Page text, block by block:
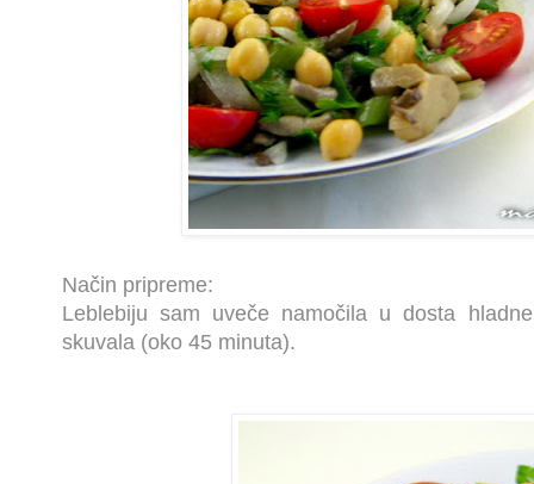
Način pripreme:
Leblebiju sam uveče namočila u dosta
skuvala (oko 45 minuta).